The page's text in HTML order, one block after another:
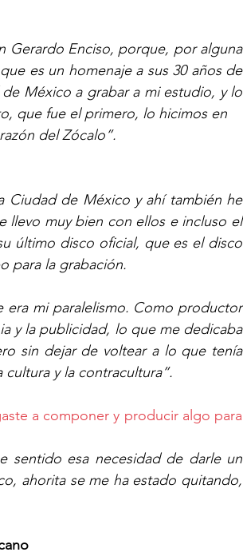
Gerardo Enciso, porque, por alguna
es un homenaje a sus 30 años de
México a grabar a mi estudio, y lo
que fue el primero, lo hicimos en
del Zócalo”.
Ciudad de México y ahí también he
llevo muy bien con ellos e incluso el
último disco oficial, que es el disco
para la grabación.
era mi paralelismo. Como productor
y la publicidad, lo que me dedicaba
sin dejar de voltear a lo que tenía
y la contracultura”.
a componer y producir algo para
sentido esa necesidad de darle un
ahorita se me ha estado quitando,